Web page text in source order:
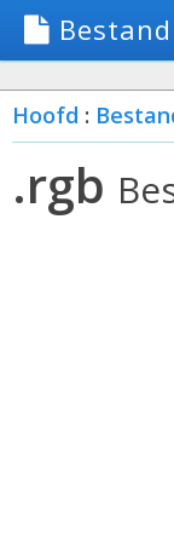
Bestand
Hoofd :
.rgb